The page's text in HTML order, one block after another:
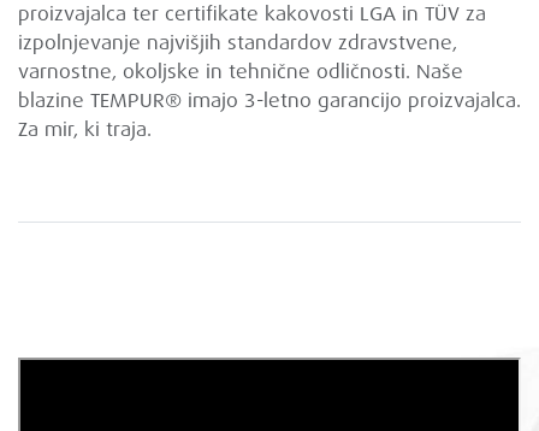
proizvajalca ter certifikate kakovosti LGA in TÜV za
izpolnjevanje najvišjih standardov zdravstvene,
varnostne, okoljske in tehnične odličnosti. Naše
blazine TEMPUR® imajo 3-letno garancijo proizvajalca.
Za mir, ki traja.